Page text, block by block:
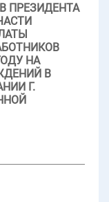
ПРЕЗИДЕНТА
НА
В
Г.